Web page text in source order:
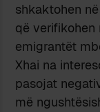
shkaktohen
që verifikohen
emigrantët
Xhai na
pasojat
më